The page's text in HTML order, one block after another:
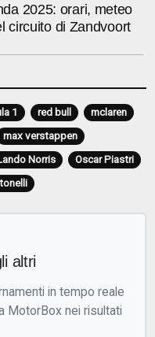
2025: orari, meteo
circuito di Zandvoort
1 red bull
mclaren
max verstappen
Norris
Oscar Piastri
altri
in tempo reale
MotorBox nei risultati